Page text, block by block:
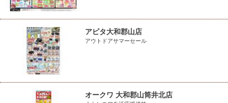
アピタ大和郡山店
アウトドアサマーセール
オークワ 大和郡山筒井北店